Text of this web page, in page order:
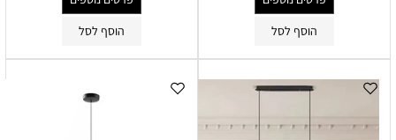
הוסף לסל
הוסף לסל